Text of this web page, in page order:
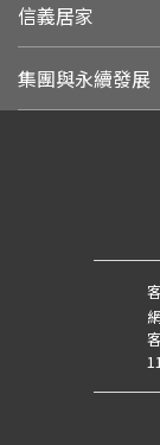
信義居家
集團與永續發展